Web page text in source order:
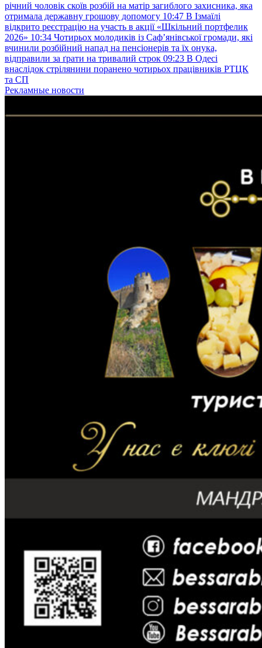
річний чоловік скоїв розбій на матір загиблого захисника, яка
отримала державну грошову допомогу 10:47 В Ізмаїлі
відкрито реєстрацію на участь в акції «Шкільний портфелик
2026» 10:34 Чотирьох молодиків із Саф’янівської громади, які
вчинили розбійний напад на пенсіонерів та їх онука,
відправили за ґрати на тривалий строк 09:23 В Одесі
внаслідок стрілянини поранено чотирьох працівників РТЦК
та СП
Рекламные новости